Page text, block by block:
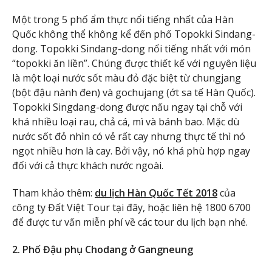
Một trong 5 phố ẩm thực nổi tiếng nhất của Hàn
Quốc không thể không kể đến phố Topokki Sindang-
dong. Topokki Sindang-dong nổi tiếng nhất với món
“topokki ăn liền”. Chúng được thiết kế với nguyên liệu
là một loại nước sốt màu đỏ đặc biệt từ chungjang
(bột đậu nành đen) và gochujang (ớt sa tế Hàn Quốc).
Topokki Singdang-dong được nấu ngay tại chỗ với
khá nhiều loại rau, chả cá, mì và bánh bao. Mặc dù
nước sốt đỏ nhìn có vẻ rất cay nhưng thực tế thì nó
ngọt nhiều hơn là cay. Bởi vậy, nó khá phù hợp ngay
đối với cả thực khách nước ngoài.
Tham khảo thêm: du lịch Hàn Quốc Tết 2018của
công ty Đất Việt Tour tại đây, hoặc liên hệ 1800 6700
để được tư vấn miễn phí về các tour du lịch bạn nhé.
2. Phố Đậu phụ Chodang ở Gangneung